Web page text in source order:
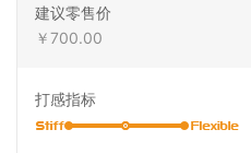
建议零售价
￥700.00
打感指标